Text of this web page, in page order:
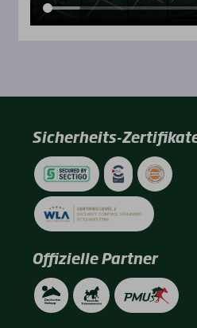
Sicherheits-
Offizielle Partner